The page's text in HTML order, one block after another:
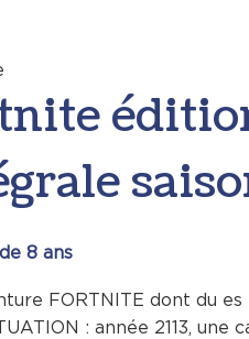
8 ans
FORTNITE dont du
: année 2113,